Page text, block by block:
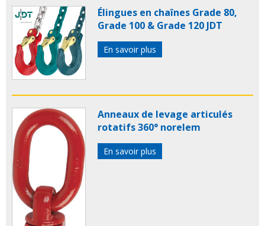
Élingues en chaînes Grade 80,
Grade 100 & Grade 120 JDT
En savoir plus
Anneaux de levage articulés
rotatifs 360° norelem
En savoir plus